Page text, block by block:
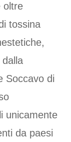
oltre
tossina
Soccavo di
unicamente
da paesi